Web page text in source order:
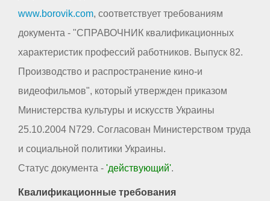
www.borovik.com, соответствует требованиям
документа - "СПРАВОЧНИК квалификационных
характеристик профессий работников. Выпуск 82.
Производство и распространение кино-и
видеофильмов", который утвержден приказом
Министерства культуры и искусств Украины
25.10.2004 N729. Согласован Министерством труда
и социальной политики Украины.
Статус документа - 'действующий'.
Квалификационные требования